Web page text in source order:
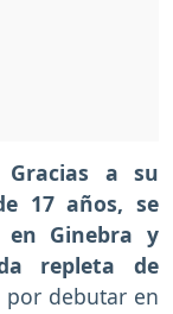
Gracias a su
17 años, se
Ginebra y
repleta de
debutar en